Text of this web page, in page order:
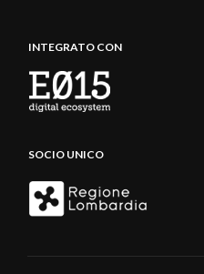
INTEGRATO CON
SOCIO UNICO